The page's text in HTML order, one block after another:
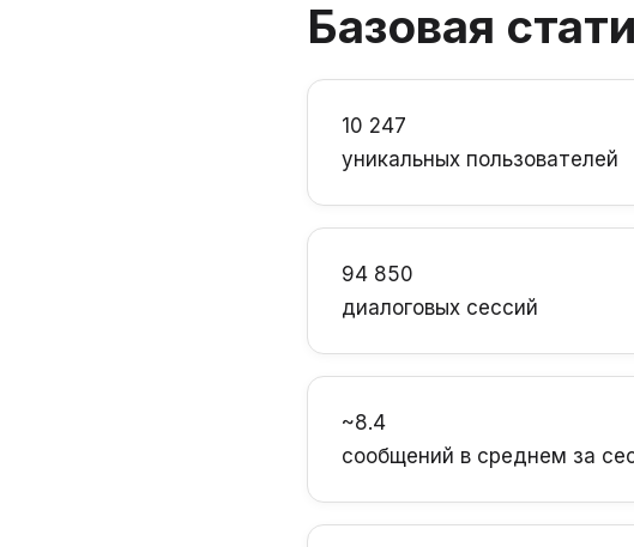
Базовая
10 247
уникальных пользователей
94 850
диалоговых сессий
~8.4
сообщений в среднем за